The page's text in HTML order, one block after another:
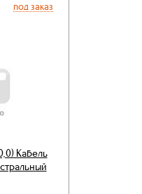
под заказ
Кабель